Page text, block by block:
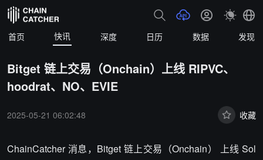
首页 快讯 深度 日历 数据 发现
Bitget 链上交易（Onchain）上线 RIPVC、
hoodrat、NO、EVIE
2025-05-21 06:02:48 收藏
ChainCatcher 消息，Bitget 链上交易（Onchain） 上线 Sol